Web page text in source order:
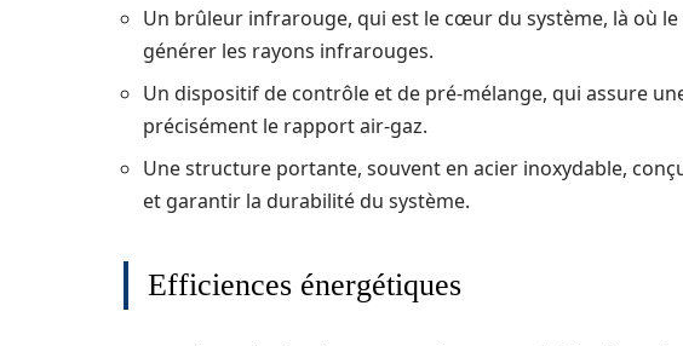
Un brûleur infrarouge, qui est le cœur du système, là où
générer les rayons infrarouges.
Un dispositif de contrôle et de pré-mélange, qui assure
précisément le rapport air-gaz.
Une structure portante, souvent en acier inoxydable,
et garantir la durabilité du système.
Efficiences énergétiques